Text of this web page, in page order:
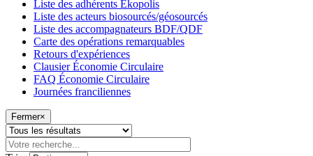
Liste des adhérents Ekopolis
Liste des acteurs biosourcés/géosourcés
Liste des accompagnateurs BDF/QDF
Carte des opérations remarquables
Retours d'expériences
Clausier Économie Circulaire
FAQ Économie Circulaire
Journées franciliennes
Fermer×